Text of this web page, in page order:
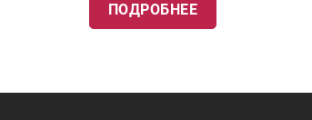
ПОДРОБНЕЕ